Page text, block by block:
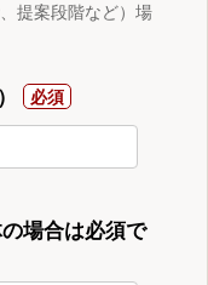
提案段階など）場
場合は必須で